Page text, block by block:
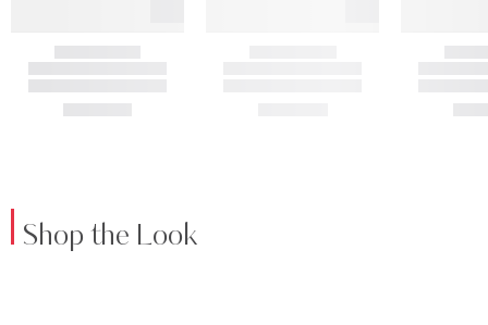
Shop the Look